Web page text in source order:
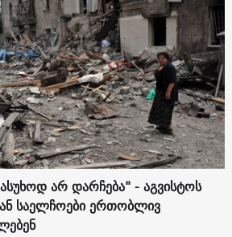
არ დარჩება" - აგვისტოს
საელჩოები ერთობლივ